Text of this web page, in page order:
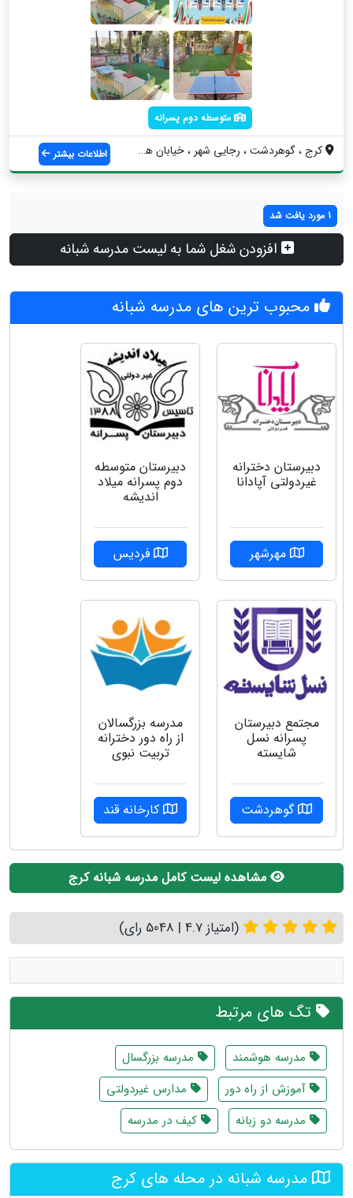
متوسطه دوم پسرانه
کرج ، گوهردشت ، رجایی شهر ، خیابان هشتم ... اطلاعات بیشتر
1 مورد یافت شد
افزودن شغل شما به لیست مدرسه شبانه
محبوب ترین های مدرسه شبانه
دبیرستان دخترانه
غیردولتی آپادانا
مهرشهر
دبیرستان متوسطه
دوم پسرانه میلاد
اندیشه
فردیس
مجتمع دبیرستان
پسرانه نسل
شایسته
گوهردشت
مدرسه بزرگسالان
از راه دور دخترانه
تربیت نبوی
کارخانه قند
مشاهده لیست کامل مدرسه شبانه کرج
(امتیاز 4.7 | 5048 رای)
تگ های مرتبط
مدرسه هوشمند
مدرسه بزرگسال
آموزش از راه دور
مدارس غیردولتی
مدرسه دو زبانه
کیف در مدرسه
مدرسه شبانه در محله های کرج